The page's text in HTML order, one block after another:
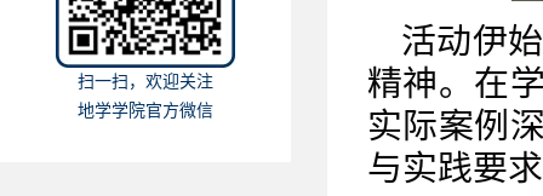
扫一扫，欢迎关注
地学学院官方微信
活动伊
精神。在
实际案例
与实践要